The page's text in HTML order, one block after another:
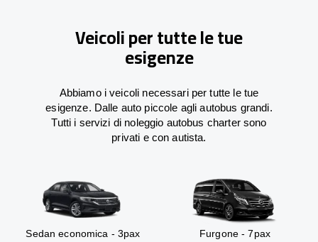
Veicoli per tutte le tue
esigenze
Abbiamo i veicoli necessari per tutte le tue
esigenze. Dalle auto piccole agli autobus grandi.
Tutti i servizi di noleggio autobus charter sono
privati e con autista.
Sedan economica - 3pax Furgone - 7pax